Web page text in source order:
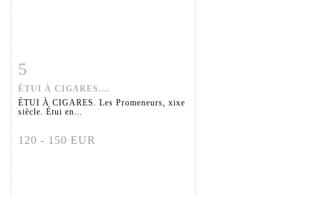
5
ÉTUI À CIGARES....
ÉTUI À CIGARES. Les Promeneurs, xixe
siècle. Étui en...
120 - 150 EUR